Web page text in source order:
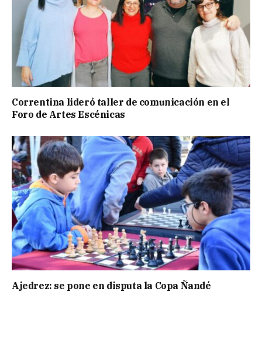
Correntina lideró taller de comunicación en el
Foro de Artes Escénicas
Ajedrez: se pone en disputa la Copa Ñandé